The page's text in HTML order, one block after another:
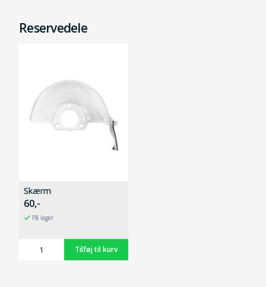
Reservedele
Skærm
60,-
På lager